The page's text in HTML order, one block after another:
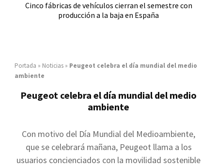
Cinco fábricas de vehículos cierran el semestre con
producción a la baja en España
Portada » Noticias » Peugeot celebra el día mundial del medio
ambiente
Peugeot celebra el día mundial del medio
ambiente
Con motivo del Día Mundial del Medioambiente,
que se celebrará mañana, Peugeot llama a los
usuarios concienciados con la movilidad sostenible